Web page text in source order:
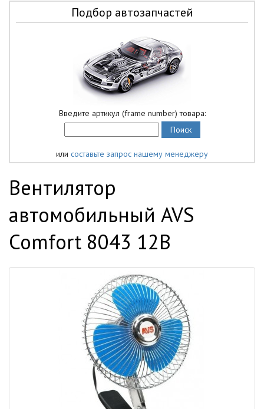
Подбор автозапчастей
Введите артикул (frame number) товара:
или составьте запрос нашему менеджеру
Вентилятор
автомобильный AVS
Comfort 8043 12В